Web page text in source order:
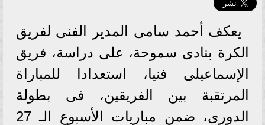
يعكف أحمد سامى المدير الفنى لفريق
الكرة بنادى سموحة، على دراسة، فريق
الإسماعيلى فنيا، استعدادا للمباراة
المرتقبة بين الفريقين، فى بطولة
الدورى، ضمن مباريات الأسبوع الـ 27